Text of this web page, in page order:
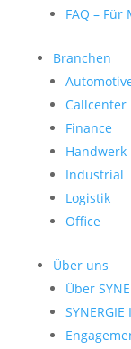
FAQ –
Branchen
Callcenter
Finance
Handwerk
Industrial
Logistik
Office
Über uns
Über